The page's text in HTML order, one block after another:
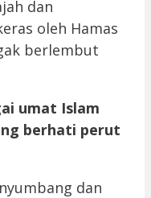
dan
oleh Hamas
berlembut
umat Islam
berhati perut
dan